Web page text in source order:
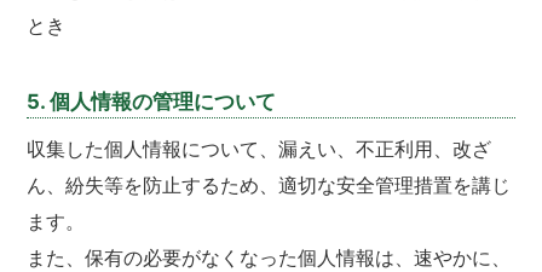
とき
5. 個人情報の管理について
収集した個人情報について、漏えい、不正利用、改ざ
ん、紛失等を防止するため、適切な安全管理措置を講じ
ます。
また、保有の必要がなくなった個人情報は、速やかに、